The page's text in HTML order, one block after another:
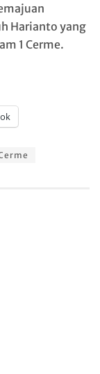
Harianto yang
1 Cerme.